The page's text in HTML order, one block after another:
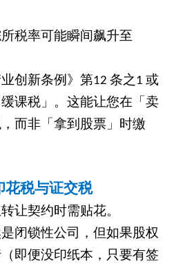
税率可能瞬间飙升至
创新条例》第12 条之1 或
课税」。这能让您在「卖
而非「拿到股票」时缴
花税与证交税
让契约时需贴花。
闭锁性公司，但如果股权
即便没印纸本，只要有签